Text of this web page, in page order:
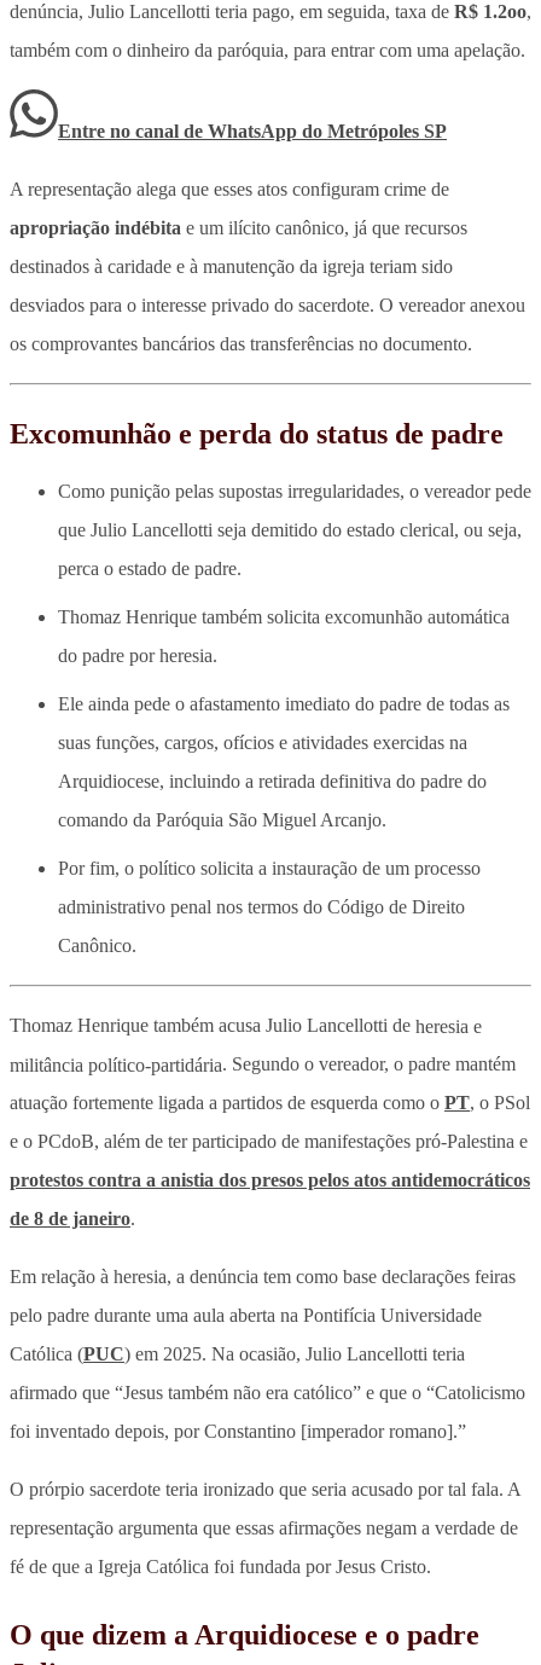
denúncia, Julio Lancellotti teria pago, em seguida, taxa de R$ 1.2oo,
também com o dinheiro da paróquia, para entrar com uma apelação.
Entre no canal de WhatsApp do Metrópoles SP
A representação alega que esses atos configuram crime de
apropriação indébita e um ilícito canônico, já que recursos
destinados à caridade e à manutenção da igreja teriam sido
desviados para o interesse privado do sacerdote. O vereador anexou
os comprovantes bancários das transferências no documento.
Excomunhão e perda do status de padre
Como punição pelas supostas irregularidades, o vereador pede
que Julio Lancellotti seja demitido do estado clerical, ou seja,
perca o estado de padre.
Thomaz Henrique também solicita excomunhão automática
do padre por heresia.
Ele ainda pede o afastamento imediato do padre de todas as
suas funções, cargos, ofícios e atividades exercidas na
Arquidiocese, incluindo a retirada definitiva do padre do
comando da Paróquia São Miguel Arcanjo.
Por fim, o político solicita a instauração de um processo
administrativo penal nos termos do Código de Direito
Canônico.
Thomaz Henrique também acusa Julio Lancellotti de heresia e
militância político-partidária. Segundo o vereador, o padre mantém
atuação fortemente ligada a partidos de esquerda como o PT, o PSol
e o PCdoB, além de ter participado de manifestações pró-Palestina e
protestos contra a anistia dos presos pelos atos antidemocráticos
de 8 de janeiro.
Em relação à heresia, a denúncia tem como base declarações feiras
pelo padre durante uma aula aberta na Pontifícia Universidade
Católica (PUC) em 2025. Na ocasião, Julio Lancellotti teria
afirmado que “Jesus também não era católico” e que o “Catolicismo
foi inventado depois, por Constantino [imperador romano].”
O prórpio sacerdote teria ironizado que seria acusado por tal fala. A
representação argumenta que essas afirmações negam a verdade de
fé de que a Igreja Católica foi fundada por Jesus Cristo.
O que dizem a Arquidiocese e o padre